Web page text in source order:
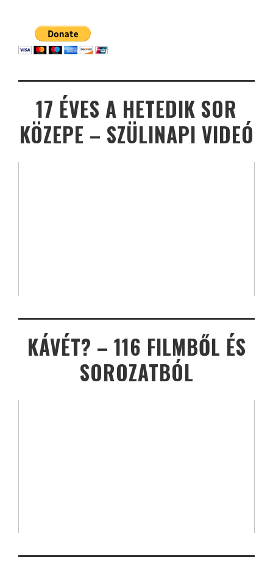
17 ÉVES A HETEDIK SOR
KÖZEPE – SZÜLINAPI VIDEÓ
KÁVÉT? – 116 FILMBŐL ÉS
SOROZATBÓL